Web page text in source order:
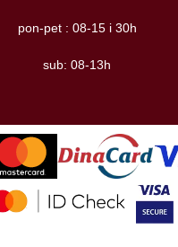
pon-pet : 08-15 i 30h
sub: 08-13h